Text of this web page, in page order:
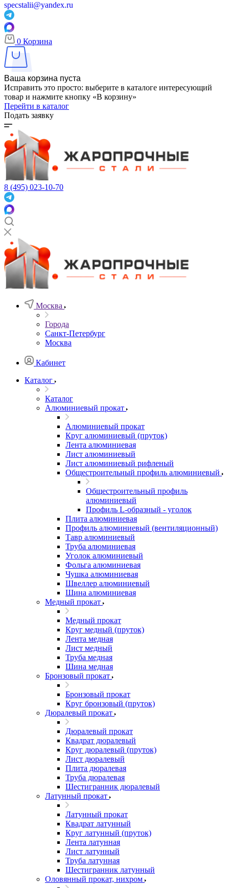
specstalii@yandex.ru
0 Корзина
Ваша корзина пуста
Исправить это просто: выберите в каталоге интересующий
товар и нажмите кнопку «В корзину»
Перейти в каталог
Подать заявку
8 (495) 023-10-70
Москва
Города
Санкт-Петербург
Москва
Кабинет
Каталог
Каталог
Алюминиевый прокат
Алюминиевый прокат
Круг алюминиевый (пруток)
Лента алюминиевая
Лист алюминиевый
Лист алюминиевый рифленый
Общестроительный профиль алюминиевый
Общестроительный профиль
алюминиевый
Профиль L-образный - уголок
Плита алюминиевая
Профиль алюминиевый (вентиляционный)
Тавр алюминиевый
Труба алюминиевая
Уголок алюминиевый
Фольга алюминиевая
Чушка алюминиевая
Швеллер алюминиевый
Шина алюминиевая
Медный прокат
Медный прокат
Круг медный (пруток)
Лента медная
Лист медный
Труба медная
Шина медная
Бронзовый прокат
Бронзовый прокат
Круг бронзовый (пруток)
Дюралевый прокат
Дюралевый прокат
Квадрат дюралевый
Круг дюралевый (пруток)
Лист дюралевый
Плита дюралевая
Труба дюралевая
Шестигранник дюралевый
Латунный прокат
Латунный прокат
Квадрат латунный
Круг латунный (пруток)
Лента латунная
Лист латунный
Труба латунная
Шестигранник латунный
Оловянный прокат, нихром